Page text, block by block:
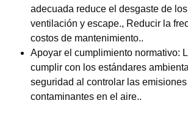
adecuada reduce el desgaste de
ventilación y escape., Reducir la
costos de mantenimiento..
Apoyar el cumplimiento normativo:
cumplir con los estándares
seguridad al controlar las
contaminantes en el aire..